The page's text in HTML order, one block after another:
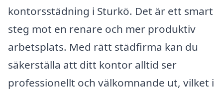
kontorsstädning i Sturkö. Det är ett smart
steg mot en renare och mer produktiv
arbetsplats. Med rätt städfirma kan du
säkerställa att ditt kontor alltid ser
professionellt och välkomnande ut, vilket i